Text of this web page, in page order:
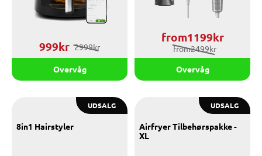
999kr 2999kr
Overvåg
from1199kr
from2499kr
Overvåg
UDSALG
8in1 Hairstyler
UDSALG
Airfryer Tilbehørspakke -
XL